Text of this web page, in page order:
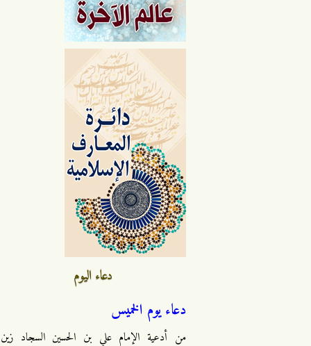
دعاء اليوم
دعاء يوم الخميس
من أدعية الإمام علي بن الحسين السجاد زين